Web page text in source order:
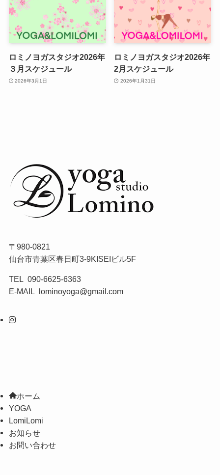
ロミノヨガスタジオ2026年
３月スケジュール
2026年3月1日
ロミノヨガスタジオ2026年
2月スケジュール
2026年1月31日
〒980-0821
仙台市青葉区春日町3-9KISEIビル5F
TEL 090-6625-6363
E-MAIL lominoyoga@gmail.com
ホーム
YOGA
LomiLomi
お知らせ
お問い合わせ